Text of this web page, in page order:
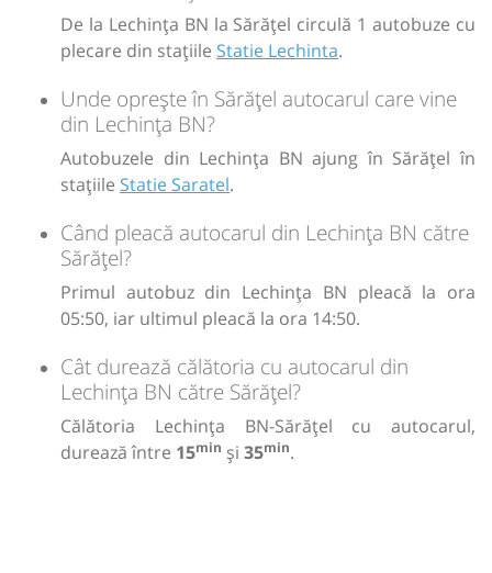
De la Lechința BN la Sărățel circulă 1 autobuze cu
plecare din stațiile Statie Lechinta.
Unde oprește în Sărățel autocarul care vine
din Lechința BN?
Autobuzele din Lechința BN ajung în Sărățel în
stațiile Statie Saratel.
Când pleacă autocarul din Lechința BN către
Sărățel?
Primul autobuz din Lechința BN pleacă la ora
05:50, iar ultimul pleacă la ora 14:50.
Cât durează călătoria cu autocarul din
Lechința BN către Sărățel?
Călătoria Lechința BN-Sărățel cu autocarul,
durează între 15min și 35min.